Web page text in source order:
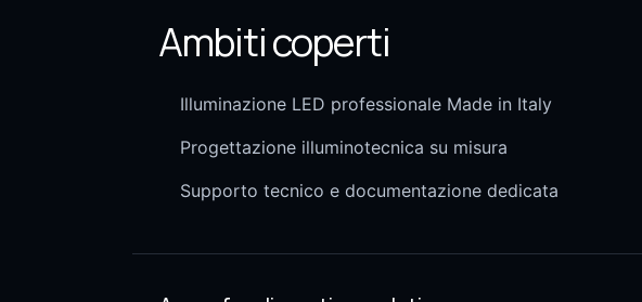
Ambiti coperti
Illuminazione LED professionale Made in Italy
Progettazione illuminotecnica su misura
Supporto tecnico e documentazione dedicata